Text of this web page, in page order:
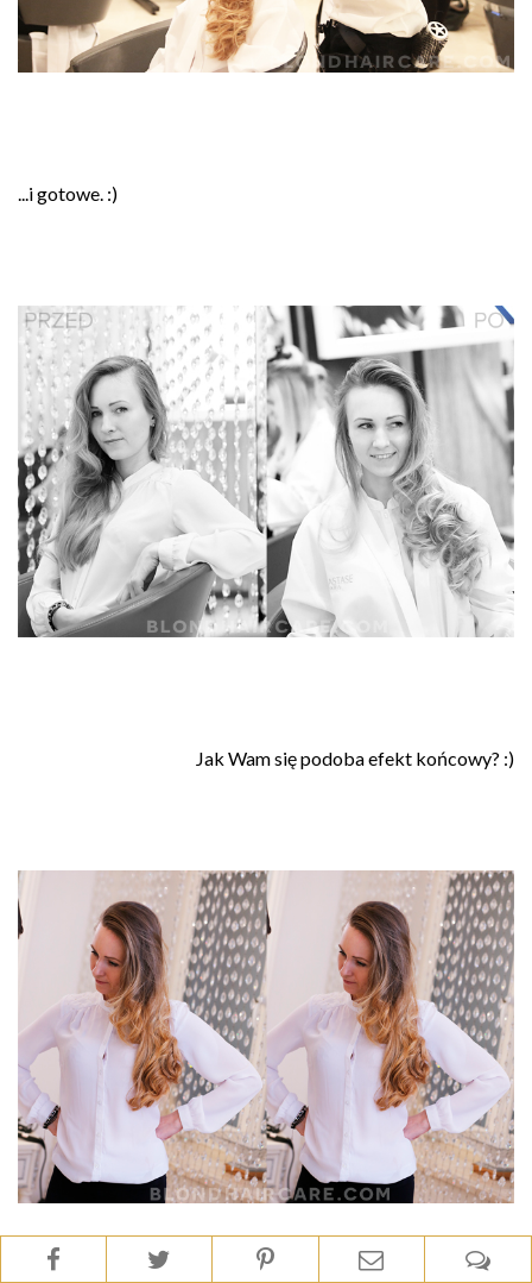
...i gotowe. :)
Jak Wam się podoba efekt końcowy? :)